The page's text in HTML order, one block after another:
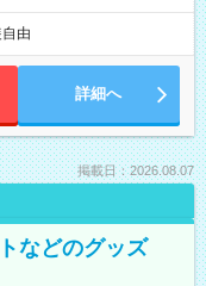
由
詳細へ
掲載日：2026.08.07
などのグッズ